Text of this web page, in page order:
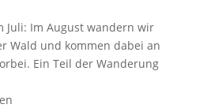
Juli: Im August wandern wir
Wald und kommen dabei an
Ein Teil der Wanderung